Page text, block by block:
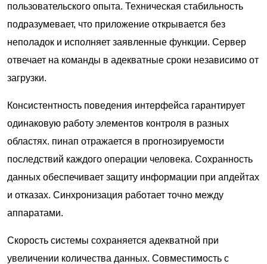
пользовательского опыта. Техническая стабильность
подразумевает, что приложение открывается без
неполадок и исполняет заявленные функции. Сервер
отвечает на команды в адекватные сроки независимо от
загрузки.
Консистентность поведения интерфейса гарантирует
одинаковую работу элементов контроля в разных
областях. пинап отражается в прогнозируемости
последствий каждого операции человека. Сохранность
данных обеспечивает защиту информации при апдейтах
и отказах. Синхронизация работает точно между
аппаратами.
Скорость системы сохраняется адекватной при
увеличении количества данных. Совместимость с